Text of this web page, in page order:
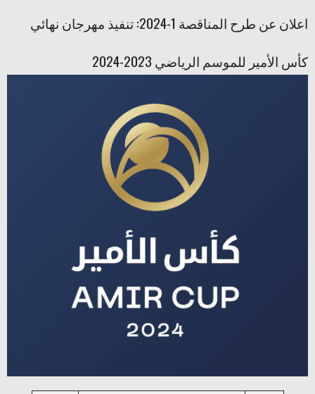
اعلان عن طرح المناقصة 1-2024: تنفيذ مهرجان نهائي
كأس الأمير للموسم الرياضي 2023-2024